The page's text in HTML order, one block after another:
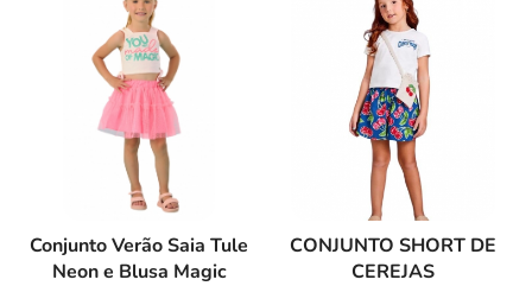
Conjunto Verão Saia Tule
Neon e Blusa Magic
CONJUNTO SHORT DE
CEREJAS